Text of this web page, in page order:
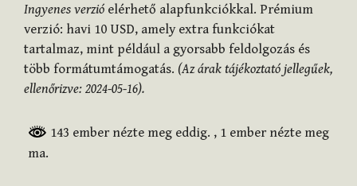
Ingyenes verzió elérhető alapfunkciókkal. Prémium
verzió: havi 10 USD, amely extra funkciókat
tartalmaz, mint például a gyorsabb feldolgozás és
több formátumtámogatás. (Az árak tájékoztató jellegűek,
ellenőrizve: 2024-05-16).
143 ember nézte meg eddig. , 1 ember nézte meg
ma.